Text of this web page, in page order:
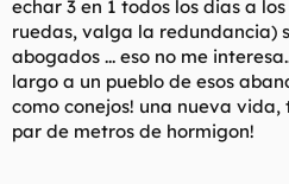
echar 3 en 1 todos los dias a
ruedas, valga la redundancia)
abogados ... eso no me
largo a un pueblo de esos
como conejos! una nueva
par de metros de hormigon!